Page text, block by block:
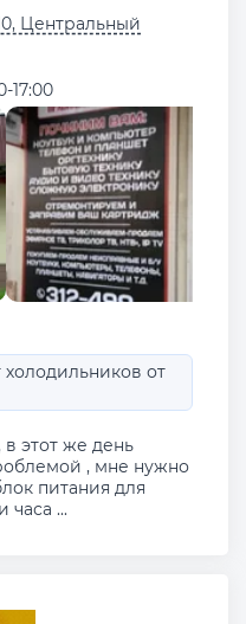
Центральный
17:00
от
этот же день
, мне нужно
питания для
часа ...